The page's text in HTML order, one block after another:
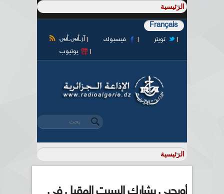
Français
آر أس أس فيسبوك
تويتر
يوتيوب
استمارة البحث
‏بحث ‏